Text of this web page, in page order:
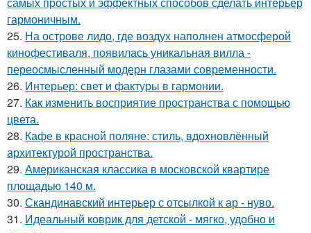
гармоничным.
25. На острове лидо, где воздух наполнен атмосферой
кинофестиваля, появилась уникальная вилла -
переосмысленный модерн глазами современности.
26. Интерьер: свет и фактуры в гармонии.
27. Как изменить восприятие пространства с помощью
цвета.
28. Кафе в красной поляне: стиль, вдохновлённый
архитектурой пространства.
29. Американская классика в московской квартире
площадью 140 м.
30. Скандинавский интерьер с отсылкой к ар - нуво.
31. Идеальный коврик для детской - мягко, удобно и